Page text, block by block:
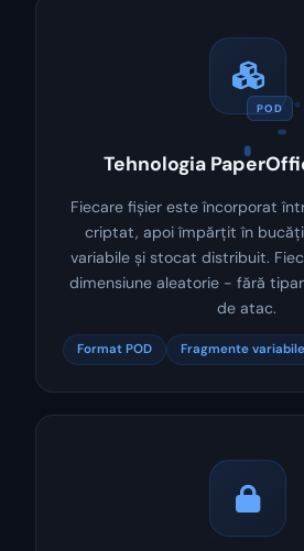
POD
Tehnologia
Fiecare fișier este încorporat
criptat, apoi împărțit în
variabile și stocat distribuit.
dimensiune aleatorie - fără
de atac.
Format POD Fragmente variabile